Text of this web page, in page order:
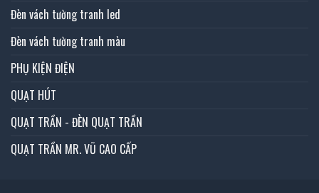
Đèn vách tường tranh led
Đèn vách tường tranh màu
PHỤ KIỆN ĐIỆN
QUẠT HÚT
QUẠT TRẦN - ĐÈN QUẠT TRẦN
QUẠT TRẦN MR. VŨ CAO CẤP